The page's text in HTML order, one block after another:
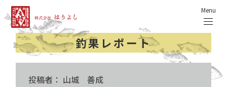
Menu
釣果レポート
投稿者： 山城 善成